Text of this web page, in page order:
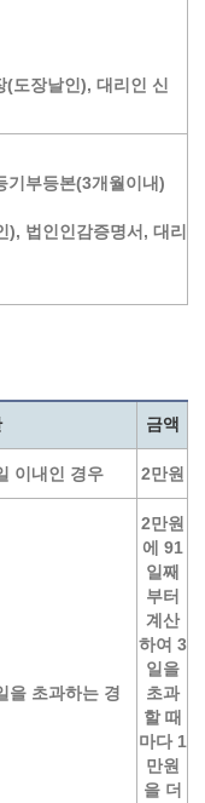
도장날인), 대리인 신
기부등본(3개월이내)
), 법인인감증명서, 대리
금액
이내인 경우 2만원
을 초과하는 경
2만원
에 91
일째
부터
계산
하여 3
일을
초과
할 때
마다 1
만원
을 더